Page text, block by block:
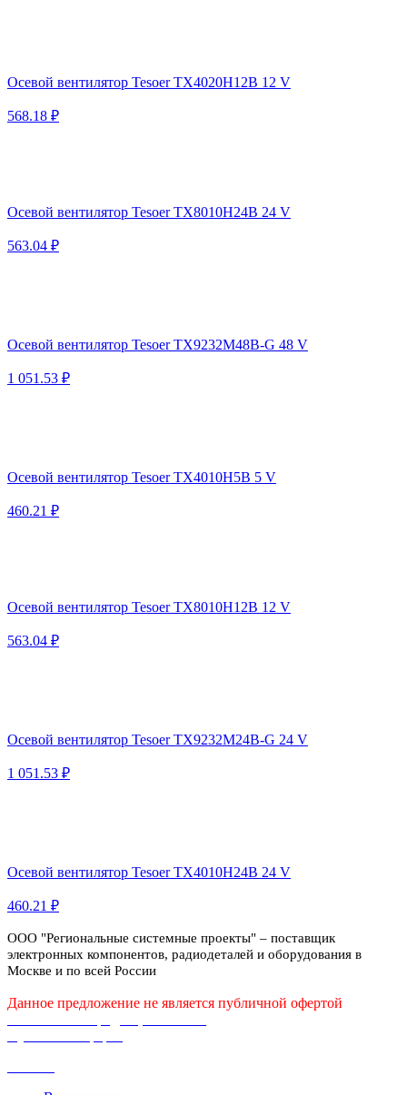
Осевой вентилятор Tesoer TX4020H12B 12 V
568.18 ₽
Осевой вентилятор Tesoer TX8010H24B 24 V
563.04 ₽
Осевой вентилятор Tesoer TX9232M48B-G 48 V
1 051.53 ₽
Осевой вентилятор Tesoer TX4010H5B 5 V
460.21 ₽
Осевой вентилятор Tesoer TX8010H12B 12 V
563.04 ₽
Осевой вентилятор Tesoer TX9232M24B-G 24 V
1 051.53 ₽
Осевой вентилятор Tesoer TX4010H24B 24 V
460.21 ₽
ООО "Региональные системные проекты" – поставщик
электронных компонентов, радиодеталей и оборудования в
Москве и по всей России
Данное предложение не является публичной офертой